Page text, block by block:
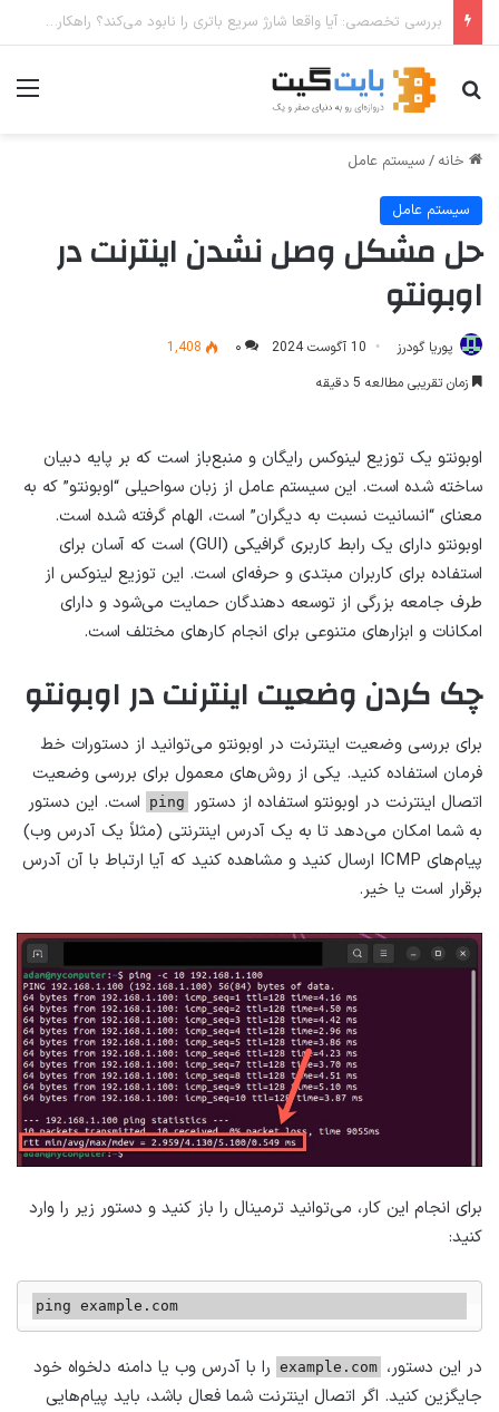
نحوه افزودن و استفاده از Private DNS در ویندوز ۱۱
جستجو برای
خانه / سیستم عامل
سیستم عامل
حل مشکل وصل نشدن اینترنت در
اوبونتو
پوریا گودرز 10 آگوست 2024 ۰
1,408
زمان تقریبی مطالعه 5 دقیقه
اوبونتو یک توزیع لینوکس رایگان و منبع‌باز است که بر پایه دبیان
ساخته شده است. این سیستم عامل از زبان سواحیلی “اوبونتو” که به
معنای “انسانیت نسبت به دیگران” است، الهام گرفته شده است.
اوبونتو دارای یک رابط کاربری گرافیکی (GUI) است که آسان برای
استفاده برای کاربران مبتدی و حرفه‌ای است. این توزیع لینوکس از
طرف جامعه بزرگی از توسعه دهندگان حمایت می‌شود و دارای
امکانات و ابزارهای متنوعی برای انجام کارهای مختلف است.
چک کردن وضعیت اینترنت در اوبونتو
برای بررسی وضعیت اینترنت در اوبونتو می‌توانید از دستورات خط
فرمان استفاده کنید. یکی از روش‌های معمول برای بررسی وضعیت
اتصال اینترنت در اوبونتو استفاده از دستور
ping
است. این دستور
به شما امکان می‌دهد تا به یک آدرس اینترنتی (مثلاً یک آدرس وب)
پیام‌های ICMP ارسال کنید و مشاهده کنید که آیا ارتباط با آن آدرس
برقرار است یا خیر.
برای انجام این کار، می‌توانید ترمینال را باز کنید و دستور زیر را وارد
کنید:
ping example.com
در این دستور، example.com را با آدرس وب یا دامنه دلخواه خود
جایگزین کنید. اگر اتصال اینترنت شما فعال باشد، باید پیام‌هایی